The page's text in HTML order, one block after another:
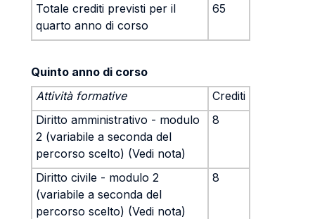
Totale crediti previsti per il
quarto anno di corso
65
Quinto anno di corso
Attività formative
Crediti
Diritto amministrativo - modulo
2 (variabile a seconda del
percorso scelto) (Vedi nota)
8
Diritto civile - modulo 2
(variabile a seconda del
percorso scelto) (Vedi nota)
8